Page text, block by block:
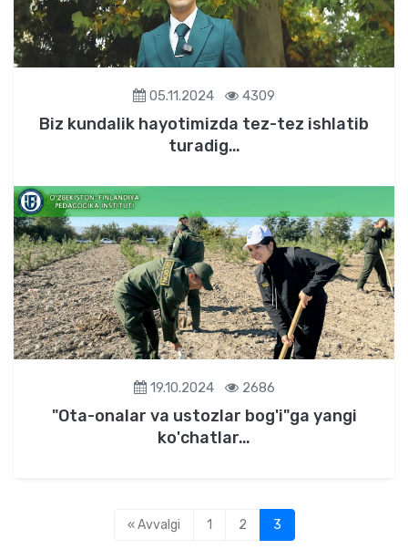
05.11.2024 4309
Biz kundalik hayotimizda tez-tez ishlatib
turadig…
19.10.2024 2686
"Ota-onalar va ustozlar bog'i"ga yangi
ko'chatlar…
« Avvalgi 1 2 3